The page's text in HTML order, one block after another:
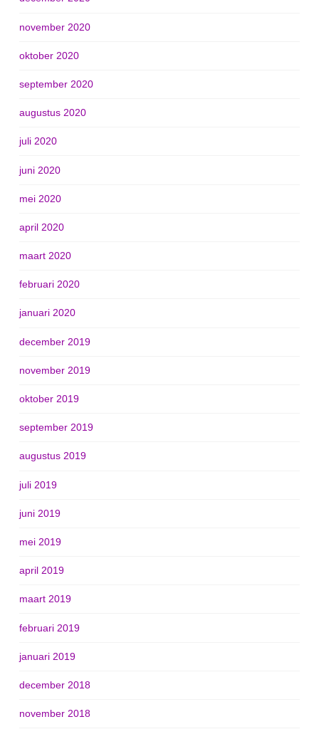
november 2020
oktober 2020
september 2020
augustus 2020
juli 2020
juni 2020
mei 2020
april 2020
maart 2020
februari 2020
januari 2020
december 2019
november 2019
oktober 2019
september 2019
augustus 2019
juli 2019
juni 2019
mei 2019
april 2019
maart 2019
februari 2019
januari 2019
december 2018
november 2018